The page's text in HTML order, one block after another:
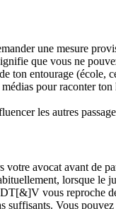
une mesure
que vous ne
ton entourage (école,
pour raconter
les autres
avocat avant de
lorsque le
vous reproche
suffisants. Vous